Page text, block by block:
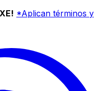
*Aplican términos y